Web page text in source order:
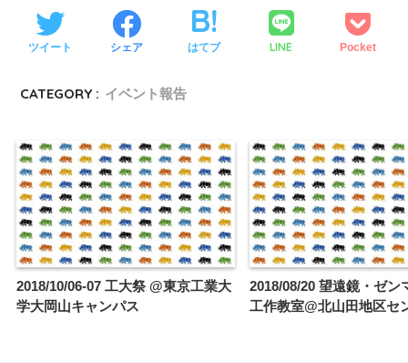
ツイート シェア はてブ LINE Pocket
CATEGORY : イベント報告
2018/10/06-07 工大祭 @東京工業大
学大岡山キャンパス
2018/08/20 望遠鏡・ゼン
工作教室@北山田地区セ